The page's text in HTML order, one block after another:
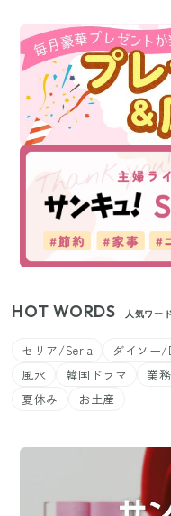
HOT WORDS 人気ワード
セリア/Seria ダイソー/
風水
韓国ドラマ 業
夏休み
お土産